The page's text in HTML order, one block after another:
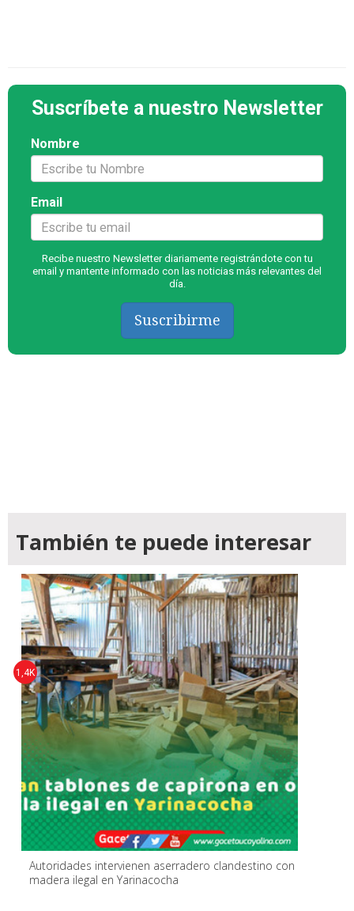
Suscríbete a nuestro Newsletter
Nombre
Email
Recibe nuestro Newsletter diariamente registrándote con tu
email y mantente informado con las noticias más relevantes del
día.
Suscribirme
También te puede interesar
Autoridades intervienen aserradero clandestino con
madera ilegal en Yarinacocha
1,4K